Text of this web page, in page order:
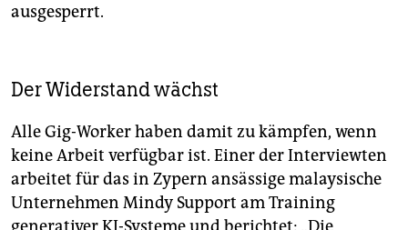
ausgesperrt.
Der Widerstand wächst
Alle Gig-Worker haben damit zu kämpfen, wenn
keine Arbeit ­verfügbar ist. Einer der Interviewten
arbeitet für das in Zypern ansässige malaysische
Unternehmen Mindy Support am Training